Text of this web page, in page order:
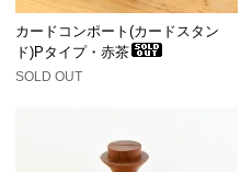
カードコンポート(カードスタン
ド)Pタイプ・赤茶
SOLD OUT